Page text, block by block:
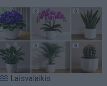
Laisvalaikis